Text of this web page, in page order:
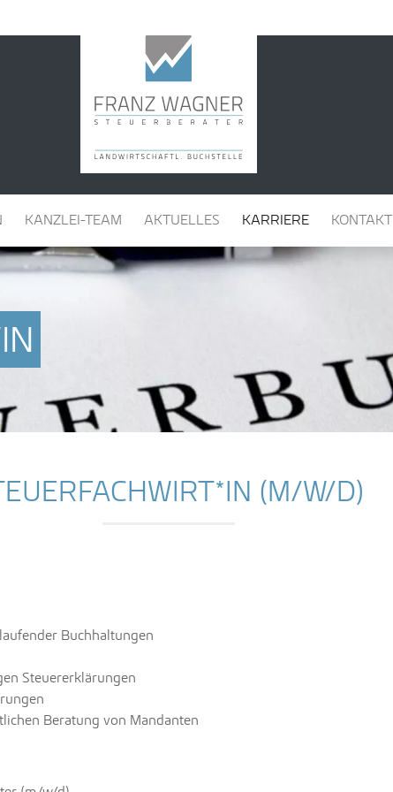
KANZLEI-TEAM AKTUELLES KARRIERE KONTAKT
(M/W/D)
Buchhaltungen
Steuererklärungen
Beratung von Mandanten